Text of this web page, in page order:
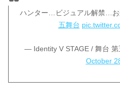
ハンター…ビジュアル解禁…
五舞台
— Identity V STAGE / 舞台
October